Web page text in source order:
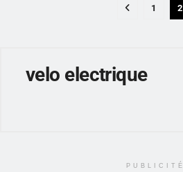
1 2
velo electrique
PUBLICITÉ